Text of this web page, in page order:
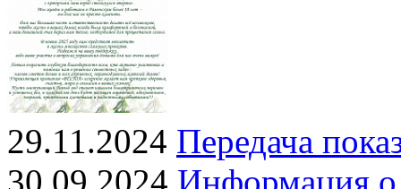
29.11.2024 Передача